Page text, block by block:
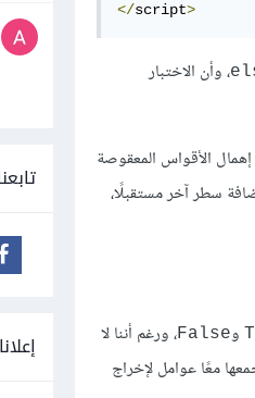
</script>
، وأن الاختبار
إهمال الأقواس المعقوصة
سطر آخر مستقبلًا،
وFalse، ورغم أننا لا
معًا عوامل لإخراج